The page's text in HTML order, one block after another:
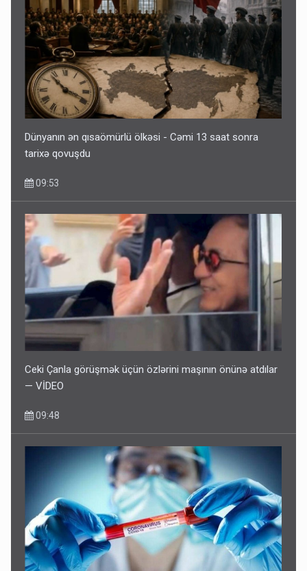
Dünyanın ən qısaömürlü ölkəsi - Cəmi 13 saat sonra
tarixə qovuşdu
09:53
Ceki Çanla görüşmək üçün özlərini maşının önünə atdılar
— VİDEO
09:48